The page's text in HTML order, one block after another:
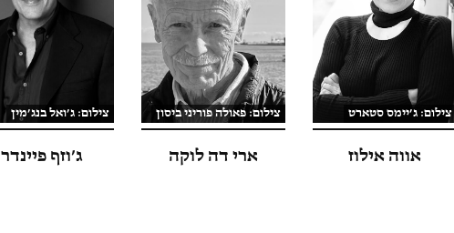
צילום: ג׳ואל בנג׳מין
ג׳וזף פיינדר
צילום: פאולה פוריני ביסון
ארי דה לוקה
צילום: ג׳יימס סטארט
אווה אילוז